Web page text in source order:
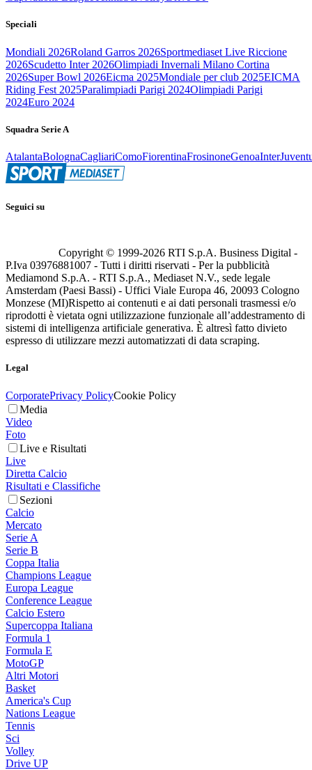
Speciali
Mondiali 2026Roland Garros 2026Sportmediaset Live Riccione
2026Scudetto Inter 2026Olimpiadi Invernali Milano Cortina
2026Super Bowl 2026Eicma 2025Mondiale per club 2025EICMA
Riding Fest 2025Paralimpiadi Parigi 2024Olimpiadi Parigi
2024Euro 2024
Squadra Serie A
AtalantaBolognaCagliariComoFiorentinaFrosinoneGenoaInter
Seguici su
Copyright © 1999-2026 RTI S.p.A. Business Digital -
P.Iva 03976881007 - Tutti i diritti riservati - Per la pubblicità
Mediamond S.p.A. - RTI S.p.A., Mediaset N.V., sede legale
Amsterdam (Paesi Bassi) - Uffici Viale Europa 46, 20093 Cologno
Monzese (MI)Rispetto ai contenuti e ai dati personali trasmessi e/o
riprodotti è vietata ogni utilizzazione funzionale all’addestramento di
sistemi di intelligenza artificiale generativa. È altresì fatto divieto
espresso di utilizzare mezzi automatizzati di data scraping.
Legal
CorporatePrivacy PolicyCookie Policy
Media
Video
Foto
Live e Risultati
Live
Diretta Calcio
Risultati e Classifiche
Sezioni
Calcio
Mercato
Serie A
Serie B
Coppa Italia
Champions League
Europa League
Conference League
Calcio Estero
Supercoppa Italiana
Formula 1
Formula E
MotoGP
Altri Motori
Basket
America's Cup
Nations League
Tennis
Sci
Volley
Drive UP